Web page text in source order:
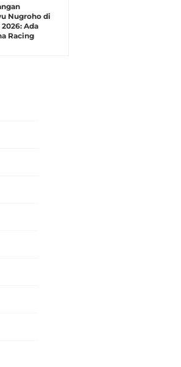
Nugroho di
Ada
Racing